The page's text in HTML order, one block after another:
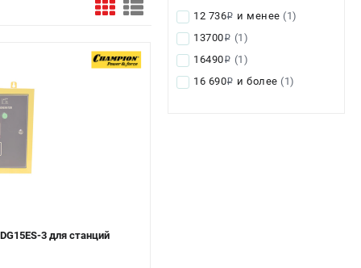
3 для станций
12 736i и менее (1)
13700i (1)
16490i (1)
16 690i и более (1)